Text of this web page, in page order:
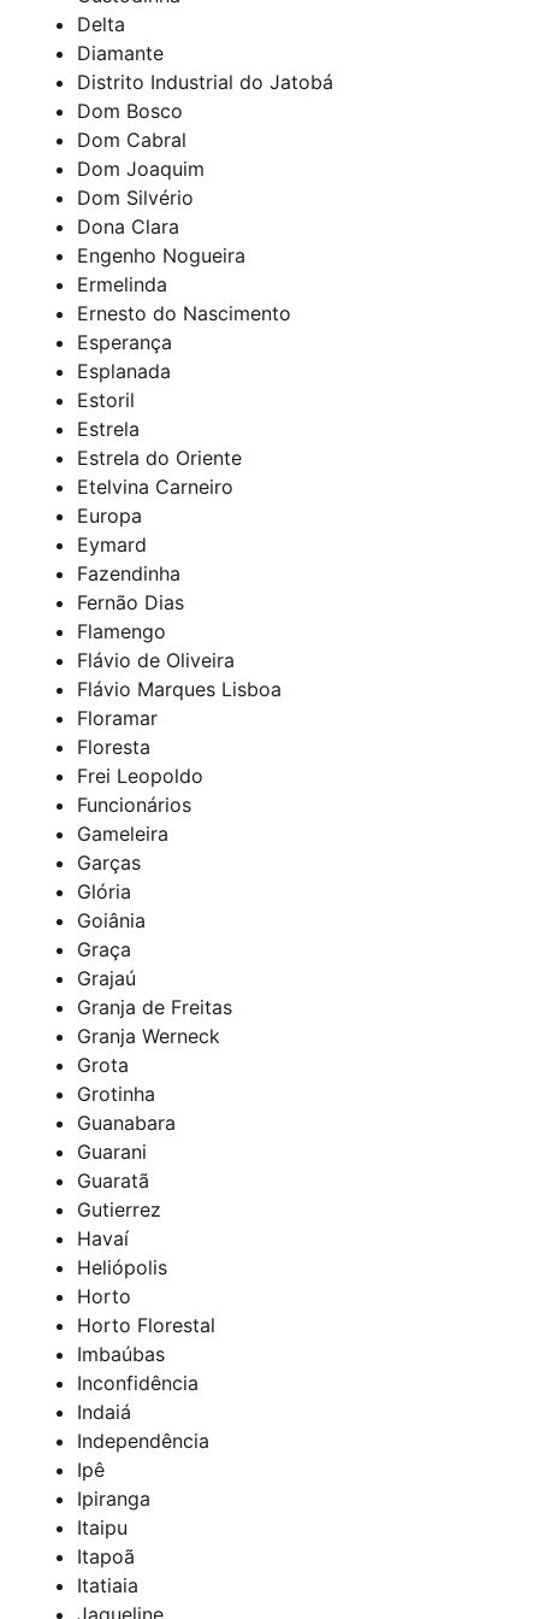
Delta
Diamante
Distrito Industrial do Jatobá
Dom Bosco
Dom Cabral
Dom Joaquim
Dom Silvério
Dona Clara
Engenho Nogueira
Ermelinda
Ernesto do Nascimento
Esperança
Esplanada
Estoril
Estrela
Estrela do Oriente
Etelvina Carneiro
Europa
Eymard
Fazendinha
Fernão Dias
Flamengo
Flávio de Oliveira
Flávio Marques Lisboa
Floramar
Floresta
Frei Leopoldo
Funcionários
Gameleira
Garças
Glória
Goiânia
Graça
Grajaú
Granja de Freitas
Granja Werneck
Grota
Grotinha
Guanabara
Guarani
Guaratã
Gutierrez
Havaí
Heliópolis
Horto
Horto Florestal
Imbaúbas
Inconfidência
Indaiá
Independência
Ipê
Ipiranga
Itaipu
Itapoã
Itatiaia
Jaqueline